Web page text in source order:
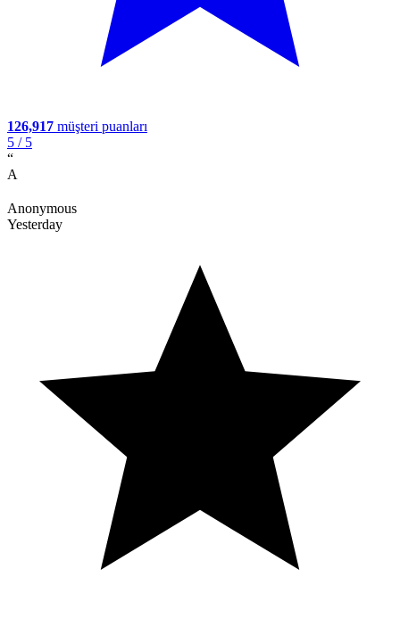
126,917 müşteri puanları
5 / 5
“
A
Anonymous
Yesterday